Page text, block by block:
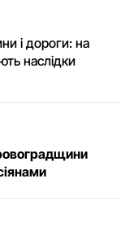
і дороги: на
наслідки